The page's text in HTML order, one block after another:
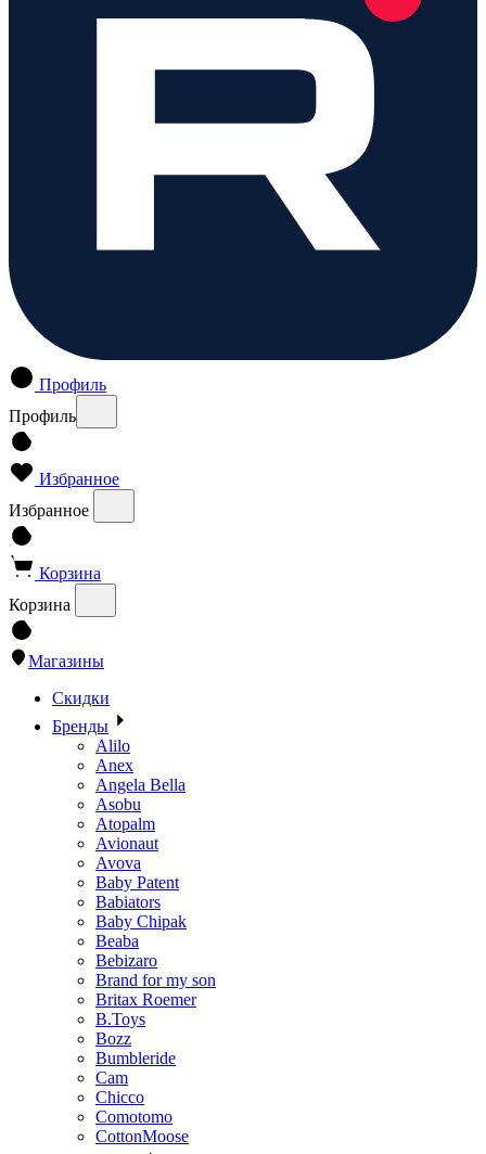
Профиль
Профиль
Избранное
Избранное
Корзина
Корзина
Магазины
Скидки
Бренды
Alilo
Anex
Angela Bella
Asobu
Atopalm
Avionaut
Avova
Baby Patent
Babiators
Baby Chipak
Beaba
Bebizaro
Brand for my son
Britax Roemer
B.Toys
Bozz
Bumbleride
Cam
Chicco
Comotomo
CottonMoose